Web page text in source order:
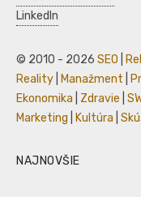
LinkedIn
© 2010 - 2026 SEO
Reality
Manažment
Ekonomika
Zdravie
Marketing
Kultúra
NAJNOVŠIE